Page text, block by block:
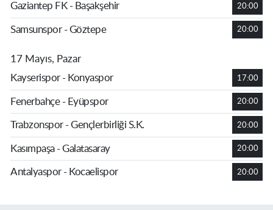
Gaziantep FK - Başakşehir 20:00
Samsunspor - Göztepe 20:00
17 Mayıs, Pazar
Kayserispor - Konyaspor
17:00
Fenerbahçe - Eyüpspor 20:00
Trabzonspor - Gençlerbirliği S.K. 20:00
Kasımpaşa - Galatasaray 20:00
Antalyaspor - Kocaelispor 20:00